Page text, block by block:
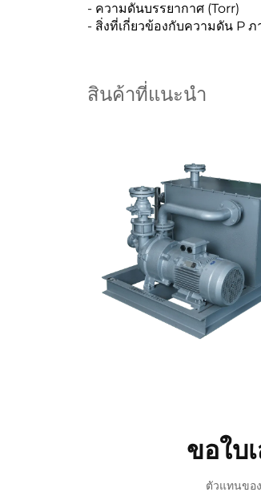
- ความดันบรรยากาศ (Torr)
- สิ่งที่เกี่ยวข้องกับความดัน P
สินค้าที่แนะนำ
ขอใบ
ตัวแทนขอ